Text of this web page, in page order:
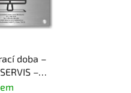
doba –
– C